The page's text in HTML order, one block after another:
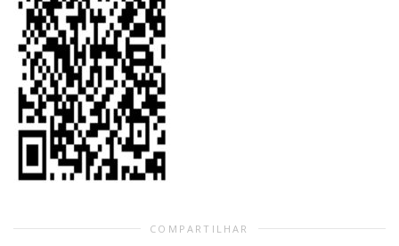
COMPARTILHAR